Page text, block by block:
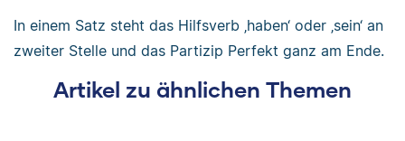
In einem Satz steht das Hilfsverb ‚haben‘ oder ‚sein‘ an
zweiter Stelle und das Partizip Perfekt ganz am Ende.
Artikel zu ähnlichen Themen